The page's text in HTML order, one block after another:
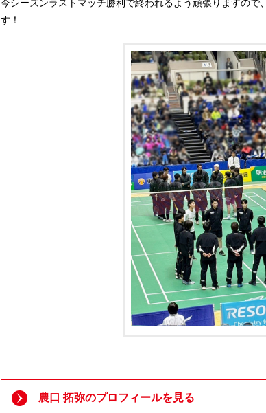
今シーズンラストマッチ勝利で終われるよう頑張りますので
す！
農口 拓弥のプロフィールを見る